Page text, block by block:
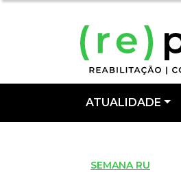
ATUALIDADE
SEMANA RU